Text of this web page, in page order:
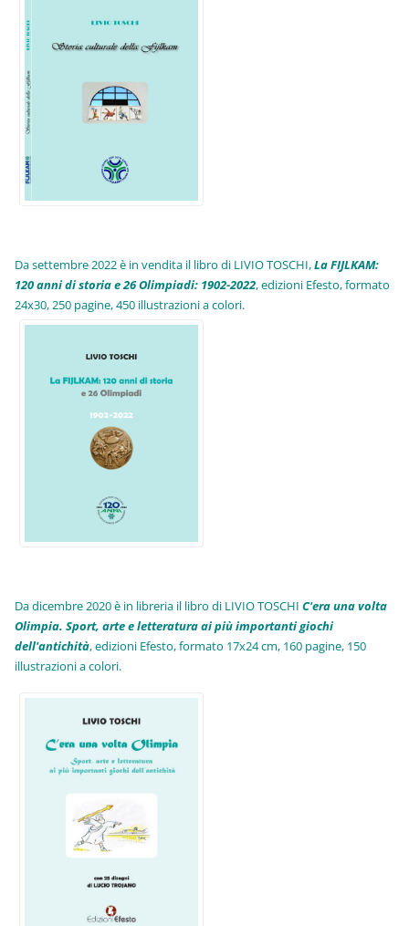
Da settembre 2022 è in vendita il libro di LIVIO TOSCHI,La FIJLKAM:
120 anni di storia e 26 Olimpiadi: 1902-2022, edizioni Efesto, formato
24x30, 250 pagine, 450 illustrazioni a colori.
Da dicembre 2020 è in libreria il libro di LIVIO TOSCHIC'era una volta
Olimpia. Sport, arte e letteratura ai più importanti giochi
dell'antichità,edizioni Efesto, formato 17x24 cm, 160 pagine, 150
illustrazioni a colori.